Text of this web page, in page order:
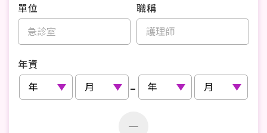
單位 職稱
年資
-